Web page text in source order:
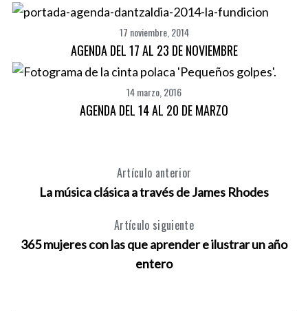
17 noviembre, 2014
AGENDA DEL 17 AL 23 DE NOVIEMBRE
14 marzo, 2016
AGENDA DEL 14 AL 20 DE MARZO
Artículo anterior
La música clásica a través de James Rhodes
Artículo siguiente
365 mujeres con las que aprender e ilustrar un año
entero